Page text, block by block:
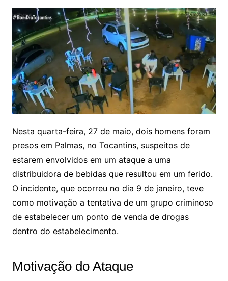
Nesta quarta-feira, 27 de maio, dois homens foram
presos em Palmas, no Tocantins, suspeitos de
estarem envolvidos em um ataque a uma
distribuidora de bebidas que resultou em um ferido.
O incidente, que ocorreu no dia 9 de janeiro, teve
como motivação a tentativa de um grupo criminoso
de estabelecer um ponto de venda de drogas
dentro do estabelecimento.
Motivação do Ataque